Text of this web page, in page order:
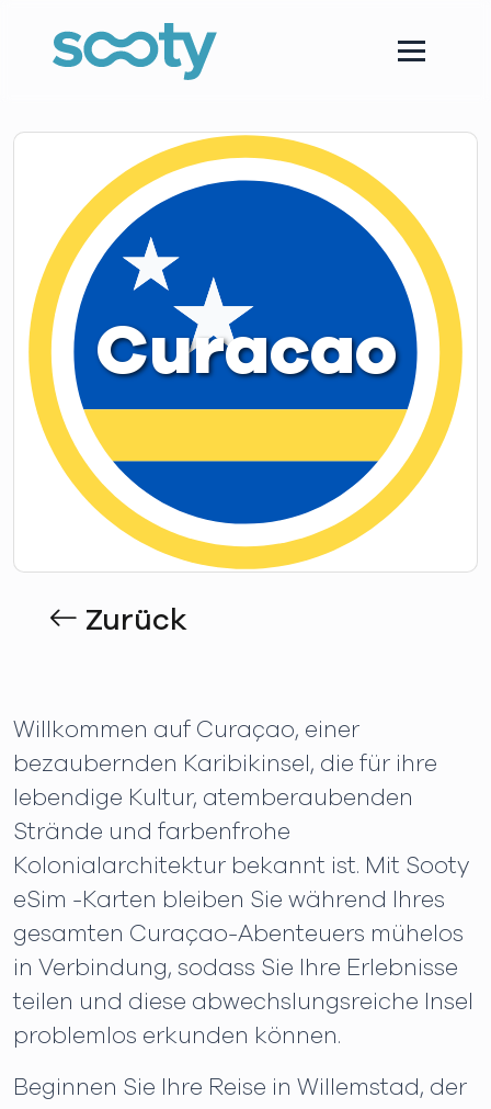
Curacao
Zurück
Willkommen auf Curaçao, einer
bezaubernden Karibikinsel, die für ihre
lebendige Kultur, atemberaubenden
Strände und farbenfrohe
Kolonialarchitektur bekannt ist. Mit Sooty
eSim -Karten bleiben Sie während Ihres
gesamten Curaçao-Abenteuers mühelos
in Verbindung, sodass Sie Ihre Erlebnisse
teilen und diese abwechslungsreiche Insel
problemlos erkunden können.
Beginnen Sie Ihre Reise in Willemstad, der